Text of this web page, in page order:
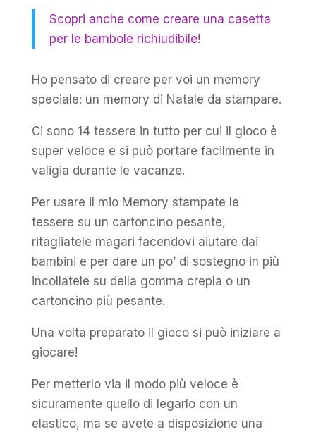
Scopri anche come creare una casetta
per le bambole richiudibile!
Ho pensato di creare per voi un memory
speciale: un memory di Natale da stampare.
Ci sono 14 tessere in tutto per cui il gioco è
super veloce e si può portare facilmente in
valigia durante le vacanze.
Per usare il mio Memory stampate le
tessere su un cartoncino pesante,
ritagliatele magari facendovi aiutare dai
bambini e per dare un po’ di sostegno in più
incollatele su della gomma crepla o un
cartoncino più pesante.
Una volta preparato il gioco si può iniziare a
giocare!
Per metterlo via il modo più veloce è
sicuramente quello di legarlo con un
elastico, ma se avete a disposizione una